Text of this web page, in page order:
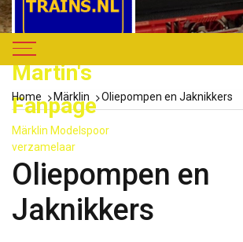
Martin's
Fanpage
Märklin Modelspoor
verzamelaar
Home Märklin Oliepompen en Jaknikkers
Oliepompen en
Jaknikkers